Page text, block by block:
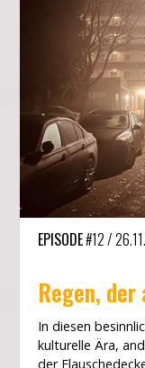
EPISODE#12/
Regen,
In diesen
kulturelle Ära,
der